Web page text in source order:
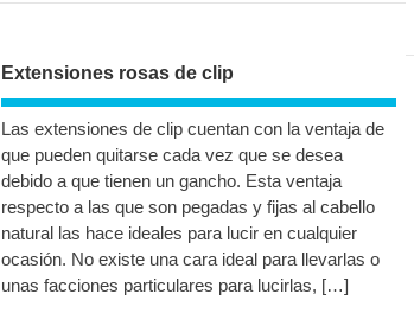
Extensiones rosas de clip
Las extensiones de clip cuentan con la ventaja de
que pueden quitarse cada vez que se desea
debido a que tienen un gancho. Esta ventaja
respecto a las que son pegadas y fijas al cabello
natural las hace ideales para lucir en cualquier
ocasión. No existe una cara ideal para llevarlas o
unas facciones particulares para lucirlas, […]